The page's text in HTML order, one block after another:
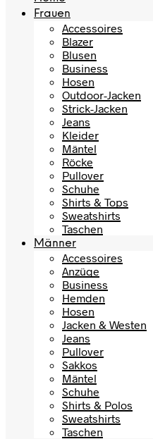
Frauen
Accessoires
Blazer
Blusen
Business
Hosen
Outdoor-Jacken
Strick-Jacken
Jeans
Kleider
Mäntel
Röcke
Pullover
Schuhe
Shirts & Tops
Sweatshirts
Taschen
Männer
Accessoires
Anzüge
Business
Hemden
Hosen
Jacken & Westen
Jeans
Pullover
Sakkos
Mäntel
Schuhe
Shirts & Polos
Sweatshirts
Taschen